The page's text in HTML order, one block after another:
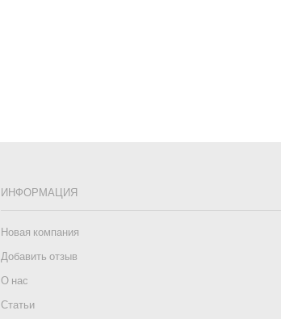
ИНФОРМАЦИЯ
Новая компания
Добавить отзыв
О нас
Статьи